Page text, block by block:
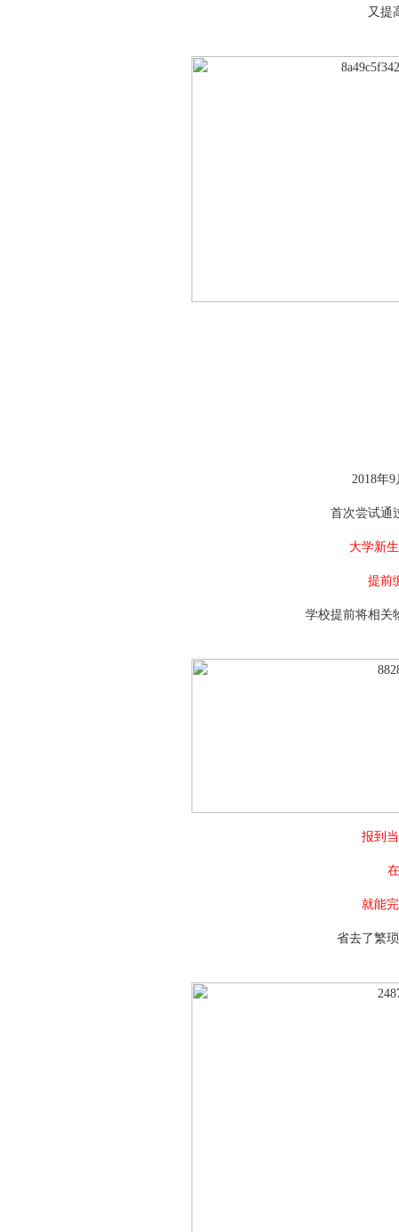
又提
2018年
首次尝试通
大学新
提前
学校提前将相关
报到
就能
省去了繁